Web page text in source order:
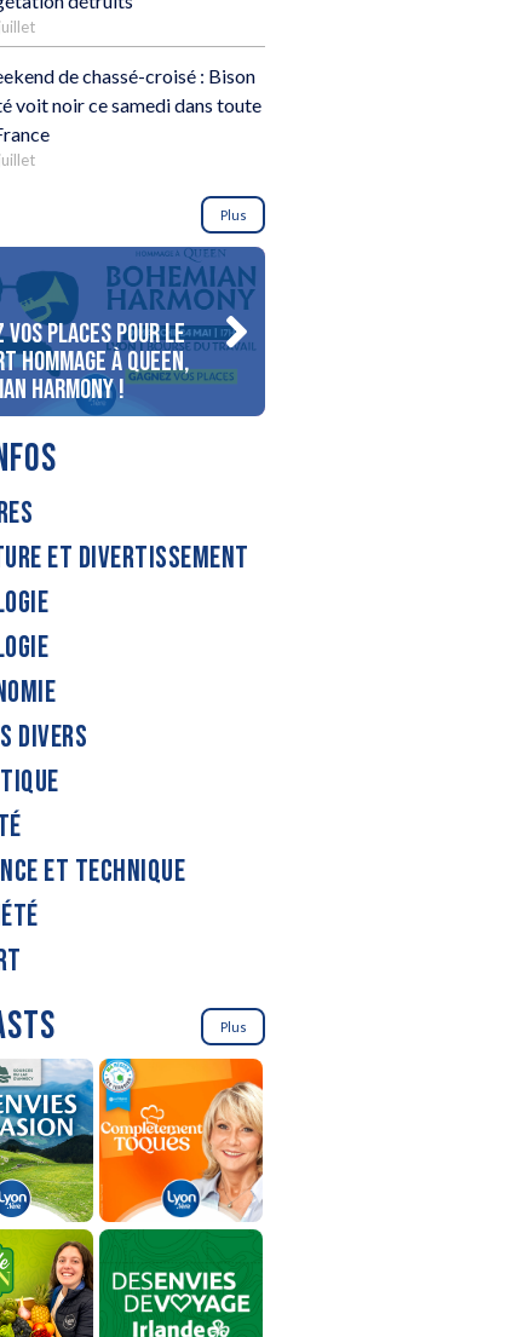
de chassé-croisé : Bison
voit noir ce samedi dans toute
Plus
vos places pour le
Hommage à Queen,
Harmony !
ET DIVERTISSEMENT
DIVERS
ET TECHNIQUE
Plus